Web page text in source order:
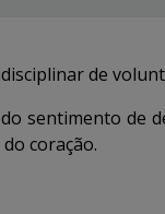
de
sentimento de
coração.